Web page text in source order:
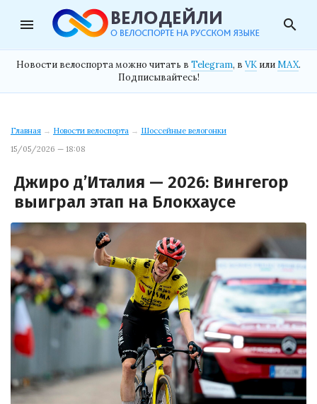
menu search
Новости велоспорта можно читать в Telegram, в VK илиMAX.
Подписывайтесь!
Главная → Новости велоспорта → Шоссейные велогонки
15/05/2026 — 18:08
Джиро д’Италия — 2026: Вингегор
выиграл этап на Блокхаусе